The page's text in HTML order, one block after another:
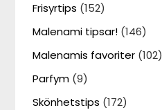
Frisyrtips (152)
Malenami tipsar! (146)
Malenamis favoriter (102)
Parfym (9)
Skönhetstips (172)